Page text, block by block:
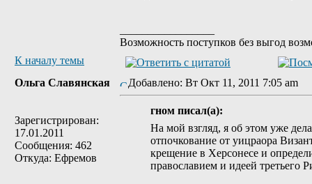
Возможность поступков без выгод
К началу темы
Ольга Славянская
Зарегистрирован:
17.01.2011
Сообщения: 462
Откуда: Ефремов
Добавлено: Вт Окт 11, 2011 7:05 am
гном писал(а):
На мой взгляд, я об этом уже
отпочкование от уицраора
крещение в Херсонесе и
православием и идеей третьего